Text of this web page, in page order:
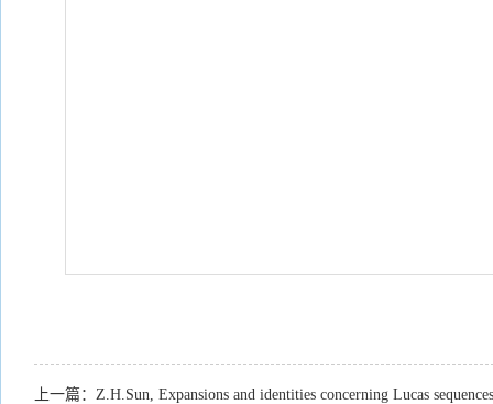
上一篇： Z.H.Sun, Expansions and identities concerning Lucas